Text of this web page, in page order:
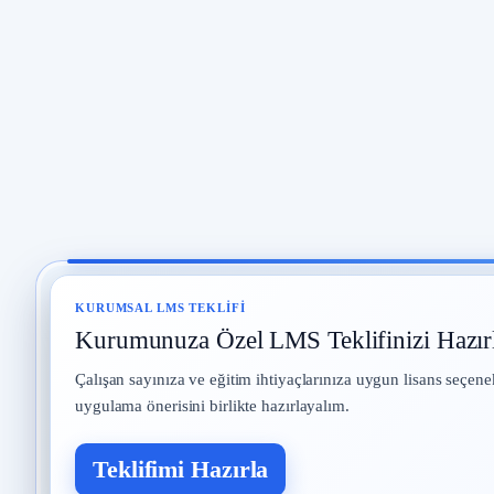
KURUMSAL LMS TEKLIFI
Kurumunuza Özel LMS Teklifinizi
Çalışan sayınıza ve eğitim ihtiyaçlarınıza uygun lisans
uygulama önerisini birlikte hazırlayalım.
Teklifimi Hazırla